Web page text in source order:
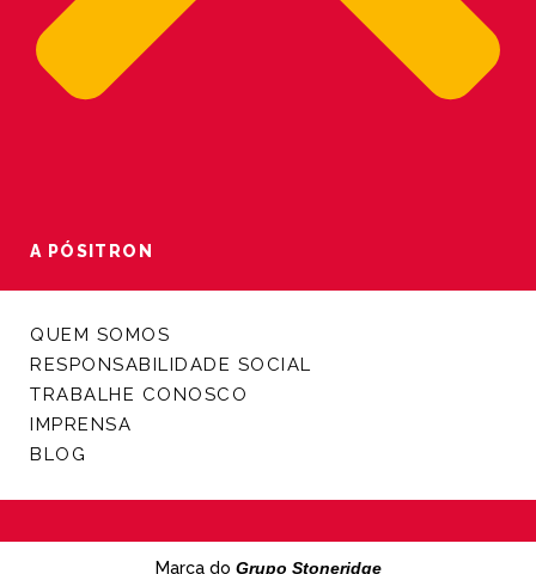
A PÓSITRON
QUEM SOMOS
RESPONSABILIDADE SOCIAL
TRABALHE CONOSCO
IMPRENSA
BLOG
Marca do Grupo Stoneridge